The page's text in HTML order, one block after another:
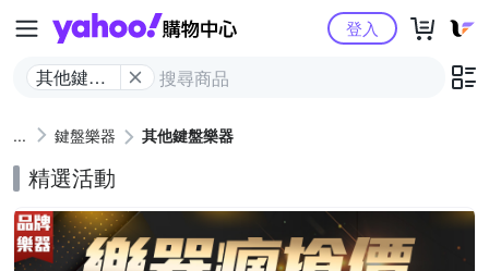
Yahoo購物中心
其他鍵盤
登入
鍵盤樂器 其他鍵盤樂器
精選活動